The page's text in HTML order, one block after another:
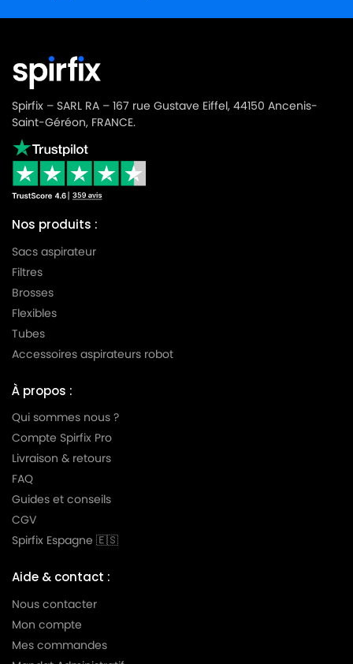
Spirfix – SARL RA – 167 rue Gustave Eiffel, 44150 Ancenis-
Saint-Géréon, FRANCE.
Nos produits :
Sacs aspirateur
Filtres
Brosses
Flexibles
Tubes
Accessoires aspirateurs robot
À propos :
Qui sommes nous ?
Compte Spirfix Pro
Livraison & retours
FAQ
Guides et conseils
CGV
Spirfix Espagne 🇪🇸
Aide & contact :
Nous contacter
Mon compte
Mes commandes